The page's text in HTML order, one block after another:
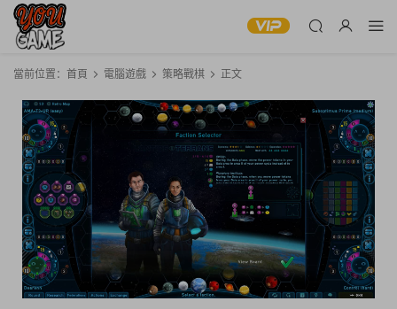
當前位置： 首頁 電腦遊戲 策略戰棋 正文